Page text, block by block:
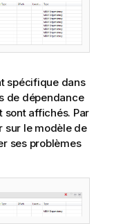
spécifique dans
de dépendance
sont affichés. Par
sur le modèle de
ses problèmes